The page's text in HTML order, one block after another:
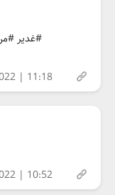
#غدیر
| 11:18
| 10:52